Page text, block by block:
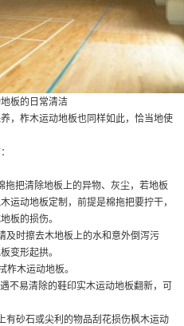
板的日常清洁
，柞木运动地板也同样如此，恰当地使
拖把清除地板上的异物、灰尘，若地板
运动地板定制 ，前提是棉拖把要拧干，
板的损伤。
及时擦去木地板上的水和意外倒泻污
变形起拱。
木运动地板。
不易清除的鞋印实木运动地板翻新，可
有砂石或尖利的物品刮花损伤枫木运动